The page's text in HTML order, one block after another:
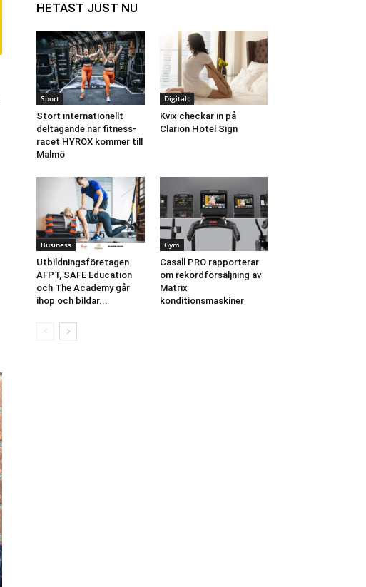
HETAST JUST NU
Sport
Stort internationellt
deltagande när fitness-
racet HYROX kommer till
Malmö
Digitalt
Kvix checkar in på
Clarion Hotel Sign
Business
Utbildningsföretagen
AFPT, SAFE Education
och The Academy går
ihop och bildar...
Gym
Casall PRO rapporterar
om rekordförsäljning av
Matrix
konditionsmaskiner